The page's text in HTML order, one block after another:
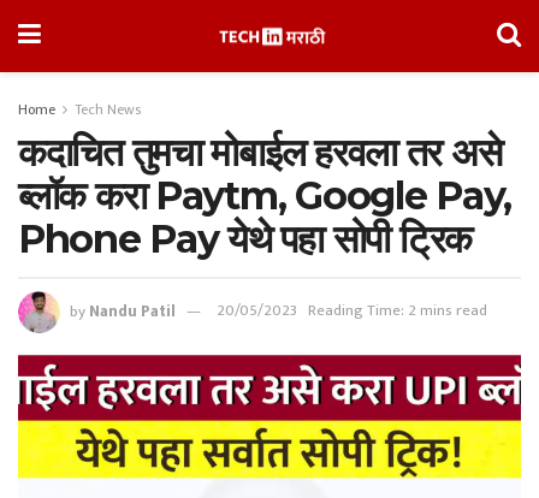
Home Tech News
कदाचित तुमचा मोबाईल हरवला तर असे
ब्लॉक करा Paytm, Google Pay,
Phone Pay येथे पहा सोपी ट्रिक
byNandu Patil 20/05/2023 Reading Time: 2 mins read